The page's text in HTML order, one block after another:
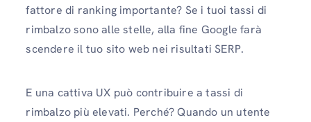
fattore di ranking importante? Se i tuoi tassi di
rimbalzo sono alle stelle, alla fine Google farà
scendere il tuo sito web nei risultati SERP.
E una cattiva UX può contribuire a tassi di
rimbalzo più elevati. Perché? Quando un utente